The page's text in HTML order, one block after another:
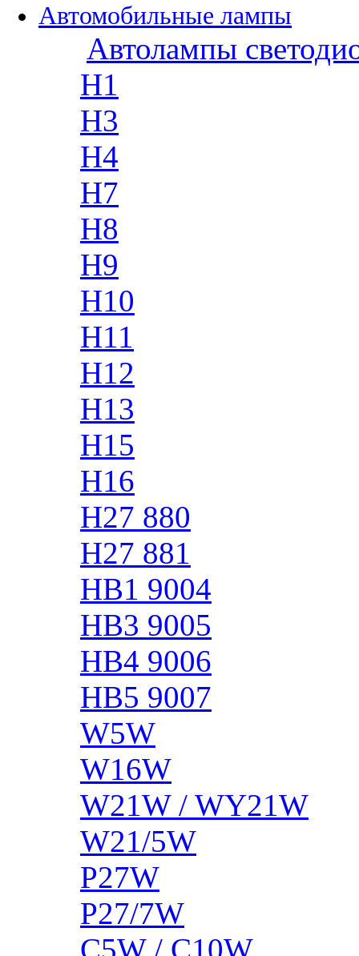
Автомобильные лампы
Автолампы
H1
H3
H4
H7
H8
H9
H10
H11
H12
H13
H15
H16
H27 880
H27 881
HB1 9004
HB3 9005
HB4 9006
HB5 9007
W5W
W16W
W21W / WY21W
W21/5W
P27W
P27/7W
C5W / C10W